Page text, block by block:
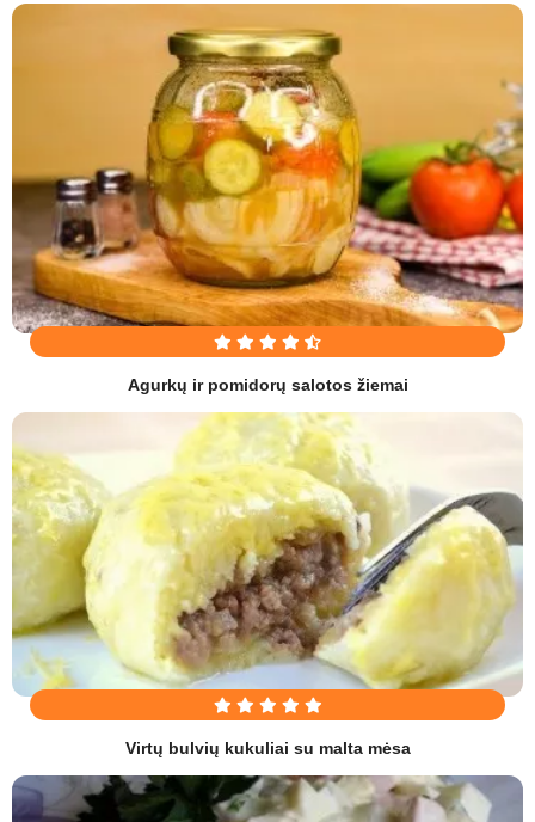
Agurkų ir pomidorų salotos žiemai
Virtų bulvių kukuliai su malta mėsa